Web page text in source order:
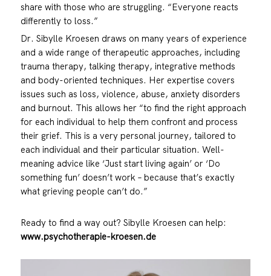
share with those who are struggling. “Everyone reacts
differently to loss.”
Dr. Sibylle Kroesen draws on many years of experience
and a wide range of therapeutic approaches, including
trauma therapy, talking therapy, integrative methods
and body-oriented techniques. Her expertise covers
issues such as loss, violence, abuse, anxiety disorders
and burnout. This allows her “to find the right approach
for each individual to help them confront and process
their grief. This is a very personal journey, tailored to
each individual and their particular situation. Well-
meaning advice like ‘Just start living again’ or ‘Do
something fun’ doesn’t work – because that’s exactly
what grieving people can’t do.”
Ready to find a way out? Sibylle Kroesen can help:
www.psychotherapie-kroesen.de